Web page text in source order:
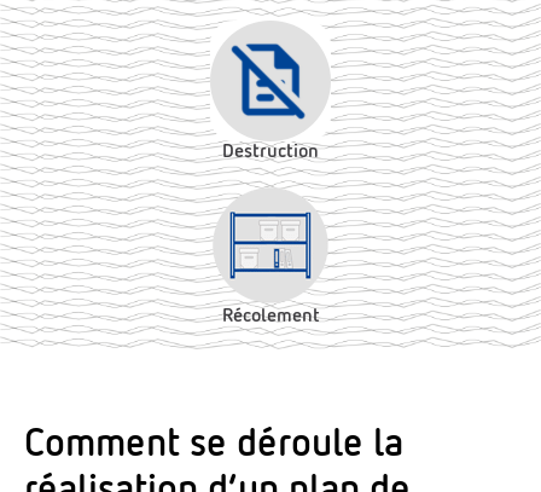
Destruction
Récolement
Comment se déroule la